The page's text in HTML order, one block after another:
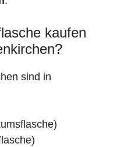
kaufen
sind in